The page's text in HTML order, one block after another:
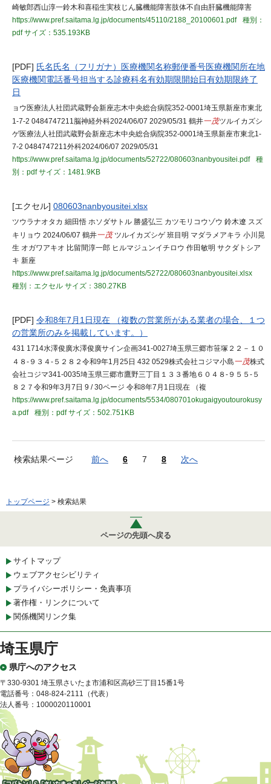
崎敏郎西山淳一鈴木和喜稲生実枝じん臓機能障害肢体不自由肝臓機能障害
https://www.pref.saitama.lg.jp/documents/45110/2188_20100601.pdf
種別：
pdfサイズ：535.193KB
[PDF] 氏名氏名（フリガナ）医療機関名称郵便番号医療機関所在地
医療機関電話番号担当する診療科名有効期限開始日有効期限終了
日
ョウ医療法人社団武蔵野会新座志木中央総合病院352-0001埼玉県新座市東北
1-7-2 0484747211脳神経外科2024/06/07 2029/05/31 鶴井一茂ツルイカズシ
ゲ医療法人社団武蔵野会新座志木中央総合病院352-0001埼玉県新座市東北1-
7-2 0484747211外科2024/06/07 2029/05/31
https://www.pref.saitama.lg.jp/documents/52722/080603nanbyousitei.pdf
種
別：pdfサイズ：1481.9KB
[エクセル] 080603nanbyousitei.xlsx
ツウラナオタカ 細田悟 ホソダサトル 勝盛弘三 カツモリコウゾウ 鈴木遼 スズ
キリョウ 2024/06/07 鶴井一茂ツルイカズシゲ 班目明 マダラメアキラ 小川晃
生 オガワアキオ 比留間淳一郎 ヒルマジュンイチロウ 作田敏明 サクダトシア
キ 新座
https://www.pref.saitama.lg.jp/documents/52722/080603nanbyousitei.xlsx
種別：エクセル サイズ：380.27KB
[PDF] 令和8年7月1日現在 （複数の営業所がある業者の場合、１つ
の営業所のみを掲載しています。）
431 1714水澤俊廣水澤俊廣サイン企画341-0027埼玉県三郷市笹塚２２－１０
４８-９３４-５２８２令和9年1月25日 432 0529株式会社コジマ小島一茂株式
会社コジマ341-0035埼玉県三郷市鷹野三丁目１３３番地６０４８-９５５-５
８２７令和9年3月7日 9 / 30ページ 令和8年7月1日現在 （複
https://www.pref.saitama.lg.jp/documents/5534/080701okugaigyoutourokusy
a.pdf
種別：pdfサイズ：502.751KB
検索結果ページ 前へ 6 7 8 次へ
トップページ > 検索結果
ページの先頭へ戻る
サイトマップ
ウェブアクセシビリティ
プライバシーポリシー・免責事項
著作権・リンクについて
関係機関リンク集
埼玉県庁
県庁へのアクセス
〒330-9301 埼玉県さいたま市浦和区高砂三丁目15番1号
電話番号：048-824-2111（代表）
法人番号：1000020110001